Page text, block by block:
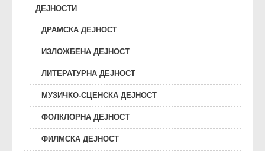
ДЕЈНОСТИ
ДРАМСКА ДЕЈНОСТ
ИЗЛОЖБЕНА ДЕЈНОСТ
ЛИТЕРАТУРНА ДЕЈНОСТ
МУЗИЧКО-СЦЕНСКА ДЕЈНОСТ
ФОЛКЛОРНА ДЕЈНОСТ
ФИЛМСКА ДЕЈНОСТ